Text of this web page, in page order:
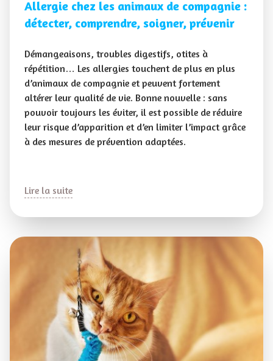
Allergie chez les animaux de compagnie :
détecter, comprendre, soigner, prévenir
Démangeaisons, troubles digestifs, otites à
répétition… Les allergies touchent de plus en plus
d’animaux de compagnie et peuvent fortement
altérer leur qualité de vie. Bonne nouvelle : sans
pouvoir toujours les éviter, il est possible de réduire
leur risque d’apparition et d’en limiter l’impact grâce
à des mesures de prévention adaptées.
Lire la suite